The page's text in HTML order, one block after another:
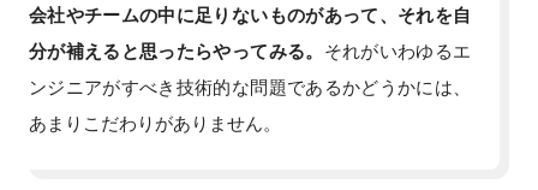
会社やチームの中に足りないものがあって、それを自
分が補えると思ったらやってみる。 それがいわゆるエ
ンジニアがすべき技術的な問題であるかどうかには、
あまりこだわりがありません。